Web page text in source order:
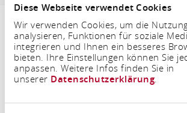
Diese Webseite verwendet Cookies
Wir verwenden Cookies, um die
analysieren, Funktionen für soziale
integrieren und Ihnen ein besseres
bieten. Ihre Einstellungen können Sie
anpassen. Weitere Infos finden Sie in
unserer Datenschutzerklärung
Um diesen Inhalt zu sehen
Drittanbieter Cookies
Einstellungen aktualisieren